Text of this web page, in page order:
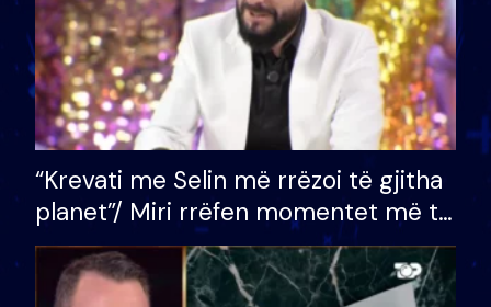
“Krevati me Selin më rrëzoi të gjitha
planet”/ Miri rrëfen momentet më të
bukura në shtëpinë e BB VIP: Do më
mungojë zilja e mëngjesit kur…